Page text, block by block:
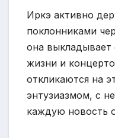
Иркэ активно
поклонниками
она выкладывает
жизни и
откликаются на
энтузиазмом, с
каждую новость